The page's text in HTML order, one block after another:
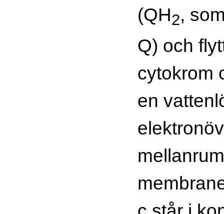
(QH2,
Q) och
cytokrom
en